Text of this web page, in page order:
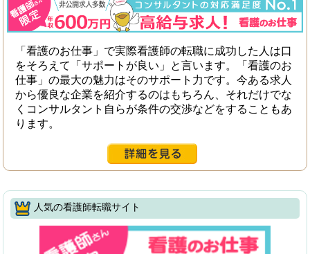
「看護のお仕事」で実際看護師の転職に成功した人は口
をそろえて「サポートが良い」と言います。「看護のお
仕事」の最大の魅力はそのサポート力です。今ある求人
から優良な企業を紹介するのはもちろん、それだけでな
くコンサルタント自らが条件の交渉などをすることもあ
ります。
人気の看護師転職サイト